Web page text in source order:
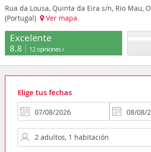
Rua da Lousa, Quinta da Eira s/n, Rio Mau,
(Portugal)
Ver mapa
Excelente
8.8 12 opiniones
Elige tus fechas